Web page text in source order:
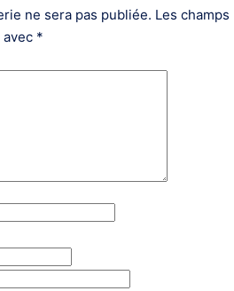
ne sera pas publiée. Les champs
*